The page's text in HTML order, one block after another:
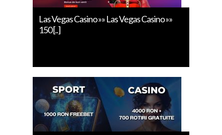
Las Vegas Casino »» Las Vegas Casino »»
150 [..]